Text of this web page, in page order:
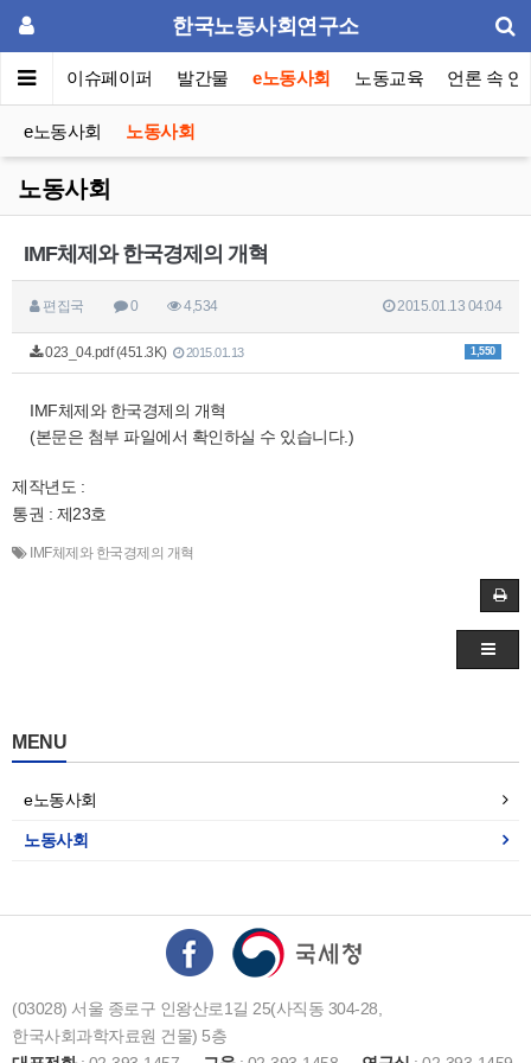
한국노동사회연구소
포럼 이슈페이퍼 발간물 e노동사회 노동교육 언론 속 연
e노동사회 노동사회
노동사회
IMF체제와 한국경제의 개혁
편집국 0 4,534 2015.01.13 04:04
1,550
023_04.pdf (451.3K) 2015.01.13
IMF체제와 한국경제의 개혁
(본문은 첨부 파일에서 확인하실 수 있습니다.)
제작년도 :
통권 : 제23호
IMF체제와 한국경제의 개혁
MENU
e노동사회
노동사회
(03028) 서울 종로구 인왕산로1길 25(사직동 304-28,
한국사회과학자료원 건물) 5층